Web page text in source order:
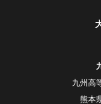
九州高
熊本